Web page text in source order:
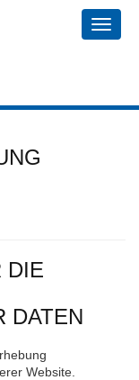
ein-/
DIE
DATEN
Website.